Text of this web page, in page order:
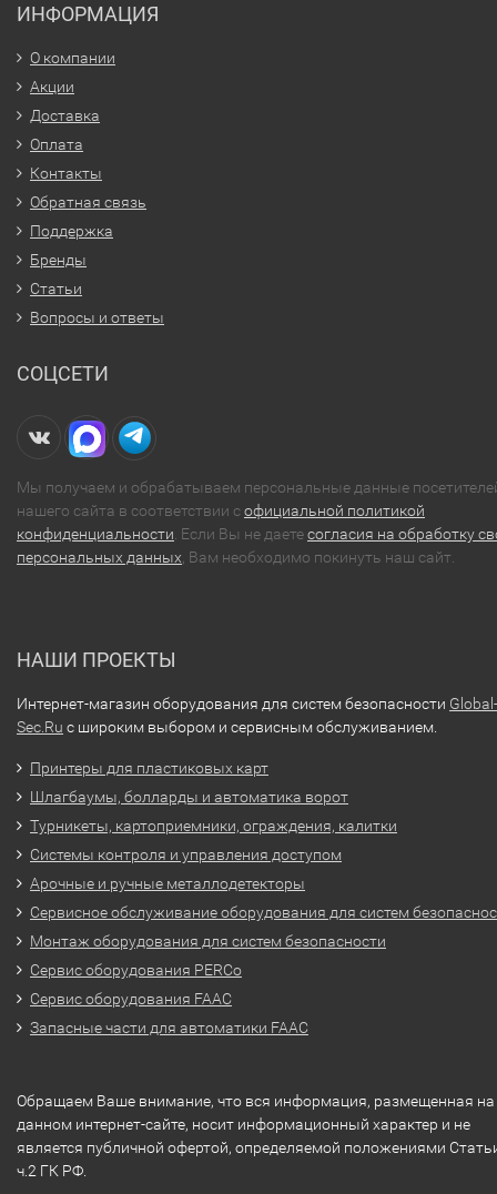
ИНФОРМАЦИЯ
О компании
Акции
Доставка
Оплата
Контакты
Обратная связь
Поддержка
Бренды
Статьи
Вопросы и ответы
СОЦСЕТИ
Мы получаем и обрабатываем персональные данные
нашего сайта в соответствии софициальной политикой
конфиденциальности . Если Вы не даетесогласия на обработку
персональных данных , Вам необходимо покинуть наш сайт.
НАШИ ПРОЕКТЫ
Интернет-магазин оборудования для систем безопасности Global-
Sec.Ru с широким выбором и сервисным обслуживанием.
Принтеры для пластиковых карт
Шлагбаумы, болларды и автоматика ворот
Турникеты, картоприемники, ограждения, калитки
Системы контроля и управления доступом
Арочные и ручные металлодетекторы
Сервисное обслуживание оборудования для систем
Монтаж оборудования для систем безопасности
Сервис оборудования PERCo
Сервис оборудования FAAC
Запасные части для автоматики FAAC
Обращаем Ваше внимание, что вся информация, размещенная на
данном интернет-сайте, носит информационный характер и не
является публичной офертой, определяемой положениями
ч.2 ГК РФ.